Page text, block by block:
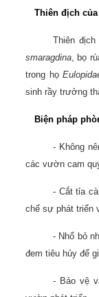
Thiên địch
Thiên
smaragdina, bọ
trong họ
sinh rầy trưởng
Biện pháp
- Không
các vườn cam
- Cắt tỉa
chế sự phát triển
- Nhổ bỏ
đem tiêu hủy để
- Bảo vệ